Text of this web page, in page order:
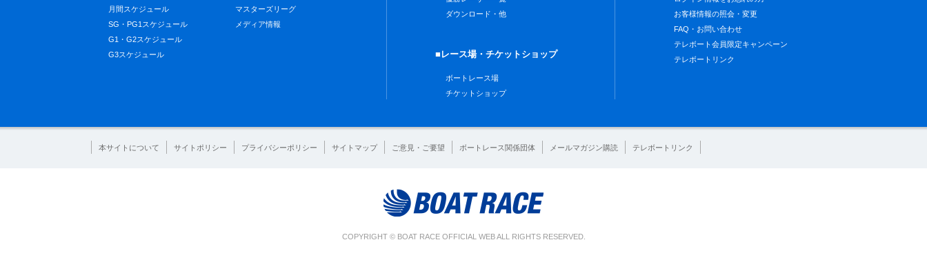
月間スケジュール
SG・PG1スケジュール
G1・G2スケジュール
G3スケジュール
マスターズリーグ
メディア情報
ダウンロード・他
■レース場・チケットショップ
ボートレース場
チケットショップ
お客様情報の照会・変更
FAQ・お問い合わせ
テレボート会員限定キャンペーン
テレボートリンク
本サイトについて サイトポリシー プライバシーポリシー サイトマップ ご意見・ご要望 ボートレース関係団体 メールマガジン購読 テレボートリンク
COPYRIGHT © BOAT RACE OFFICIAL WEB ALL RIGHTS RESERVED.